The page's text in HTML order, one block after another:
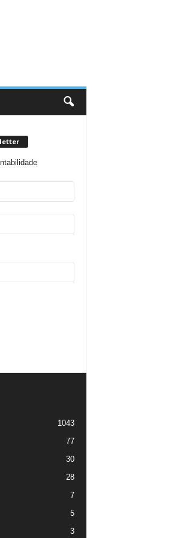
1043
77
30
28
7
5
3